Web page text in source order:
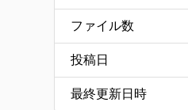
ファイル数
投稿日
最終更新日時